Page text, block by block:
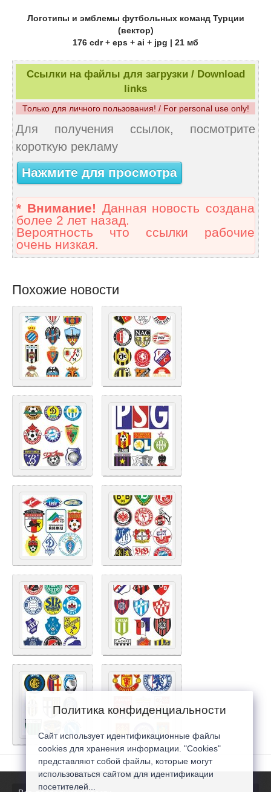
Логотипы и эмблемы футбольных команд Турции
(вектор)
176 cdr + eps + ai + jpg | 21 мб
Ссылки на файлы для загрузки / Download
links
Только для личного пользования! / For personal use only!
Для получения ссылок, посмотрите
короткую рекламу
Нажмите для просмотра
* Внимание! Данная новость создана
более 2 лет назад.
Вероятность что ссылки рабочие
очень низкая.
Похожие новости
Политика конфиденциальности
Сайт использует идентификационные файлы
cookies для хранения информации. "Cookies"
представляют собой файлы, которые могут
использоваться сайтом для идентификации
посетителей...